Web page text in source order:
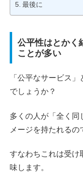
最後に
公平性はとかく
ことが多い
「公平なサービス
でしょうか？
多くの人が「全く同
メージを持たれるの
すなわちこれは受け
味します。